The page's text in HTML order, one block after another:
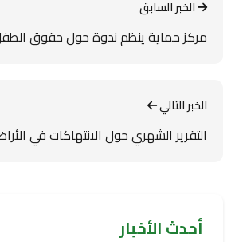
الخبر السابق
مركز حماية ينظم ندوة حول حقوق
الخبر التالي
التقرير الشهري حول الانتهاكات في
أحدث الأخبار